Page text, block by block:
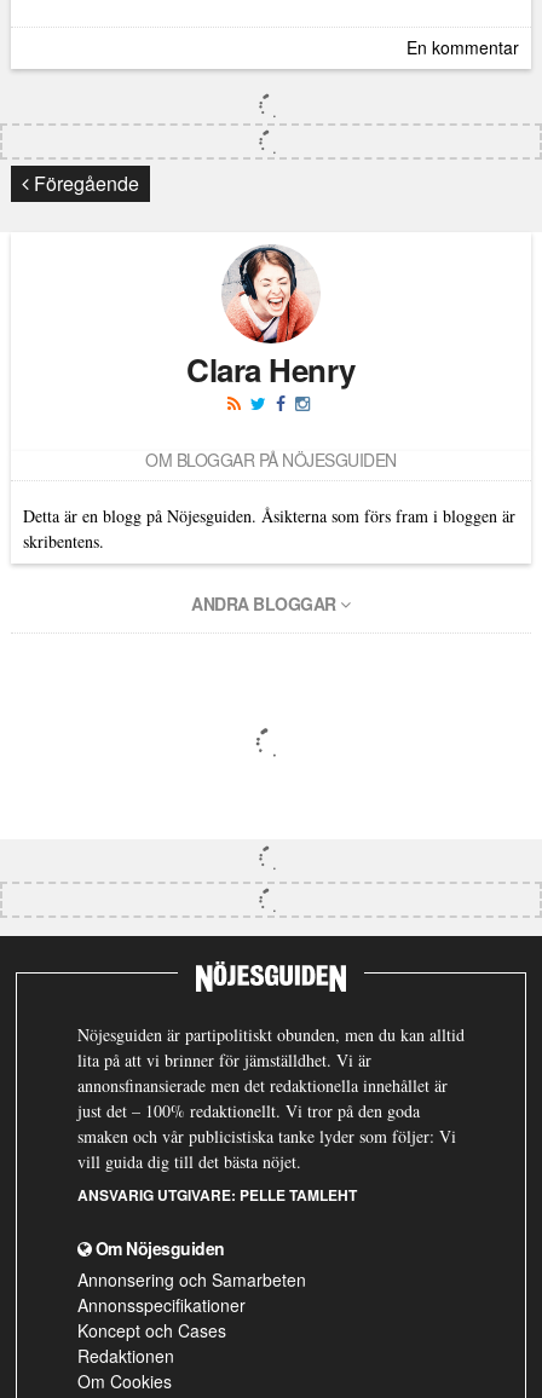
En kommentar
Föregående
Clara Henry
OM BLOGGAR PÅ NÖJESGUIDEN
Detta är en blogg på Nöjesguiden. Åsikterna som förs fram i bloggen är
skribentens.
ANDRA BLOGGAR
Nöjesguiden är partipolitiskt obunden, men du kan alltid
lita på att vi brinner för jämställdhet. Vi är
annonsfinansierade men det redaktionella innehållet är
just det – 100% redaktionellt. Vi tror på den goda
smaken och vår publicistiska tanke lyder som följer: Vi
vill guida dig till det bästa nöjet.
ANSVARIG UTGIVARE: PELLE TAMLEHT
Om Nöjesguiden
Annonsering och Samarbeten
Annonsspecifikationer
Koncept och Cases
Redaktionen
Om Cookies